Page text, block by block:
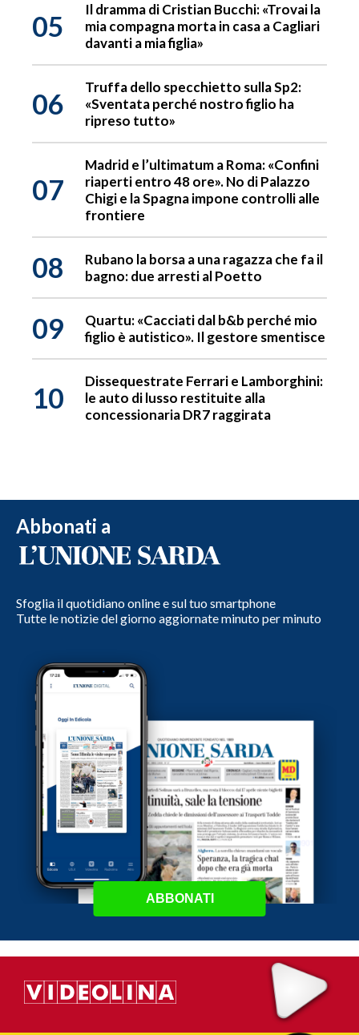
05
Il dramma di Cristian Bucchi: «Trovai la
mia compagna morta in casa a Cagliari
davanti a mia figlia»
06
Truffa dello specchietto sulla Sp2:
«Sventata perché nostro figlio ha
ripreso tutto»
07
Madrid e l’ultimatum a Roma: «Confini
riaperti entro 48 ore». No di Palazzo
Chigi e la Spagna impone controlli alle
frontiere
08
Rubano la borsa a una ragazza che fa il
bagno: due arresti al Poetto
09
Quartu: «Cacciati dal b&b perché mio
figlio è autistico». Il gestore smentisce
10
Dissequestrate Ferrari e Lamborghini:
le auto di lusso restituite alla
concessionaria DR7 raggirata
Abbonati a
Sfoglia il quotidiano online e sul tuo smartphone
Tutte le notizie del giorno aggiornate minuto per minuto
ABBONATI